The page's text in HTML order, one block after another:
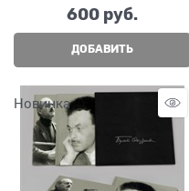
600 руб.
ДОБАВИТЬ
Новинка